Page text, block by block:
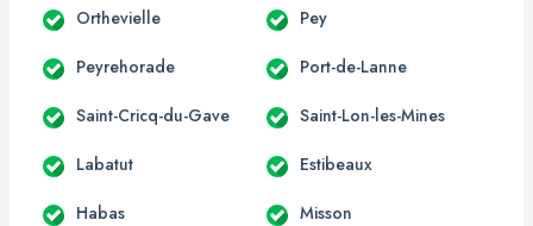
Orthevielle Pey
Peyrehorade Port-de-Lanne
Saint-Cricq-du-Gave Saint-Lon-les-Mines
Labatut Estibeaux
Habas Misson